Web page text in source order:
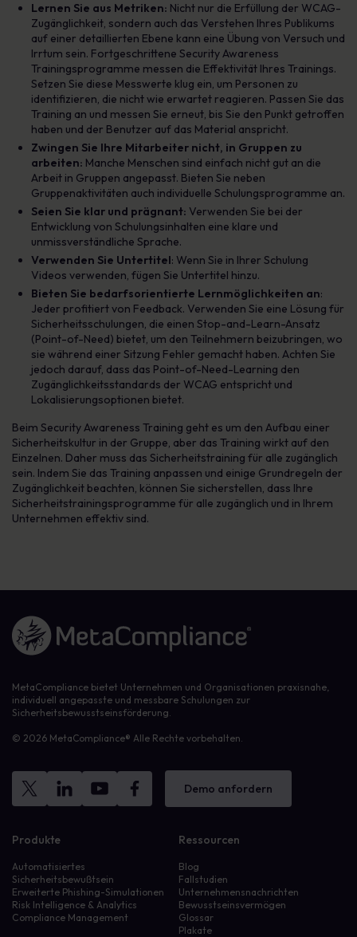
Lernen Sie aus Metriken: Nicht nur die Erfüllung der WCAG-
Zugänglichkeit, sondern auch das Verstehen Ihres Publikums
auf einer detaillierten Ebene kann eine Übung von Versuch und
Irrtum sein. Fortgeschrittene Security Awareness
Trainingsprogramme messen die Effektivität Ihres Trainings.
Setzen Sie diese Messwerte klug ein, um Personen zu
identifizieren, die nicht wie erwartet reagieren. Passen Sie das
Training an und messen Sie erneut, bis Sie den Punkt getroffen
haben und der Benutzer auf das Material anspricht.
Zwingen Sie Ihre Mitarbeiter nicht, in Gruppen zu
arbeiten: Manche Menschen sind einfach nicht gut an die
Arbeit in Gruppen angepasst. Bieten Sie neben
Gruppenaktivitäten auch individuelle Schulungsprogramme an.
Seien Sie klar und prägnant: Verwenden Sie bei der
Entwicklung von Schulungsinhalten eine klare und
unmissverständliche Sprache.
Verwenden Sie Untertitel: Wenn Sie in Ihrer Schulung
Videos verwenden, fügen Sie Untertitel hinzu.
Bieten Sie bedarfsorientierte Lernmöglichkeiten an:
Jeder profitiert von Feedback. Verwenden Sie eine Lösung für
Sicherheitsschulungen, die einen Stop-and-Learn-Ansatz
(Point-of-Need) bietet, um den Teilnehmern beizubringen, wo
sie während einer Sitzung Fehler gemacht haben. Achten Sie
jedoch darauf, dass das Point-of-Need-Learning den
Zugänglichkeitsstandards der WCAG entspricht und
Lokalisierungsoptionen bietet.
Beim Security Awareness Training geht es um den Aufbau einer
Sicherheitskultur in der Gruppe, aber das Training wirkt auf den
Einzelnen. Daher muss das Sicherheitstraining für alle zugänglich
sein. Indem Sie das Training anpassen und einige Grundregeln der
Zugänglichkeit beachten, können Sie sicherstellen, dass Ihre
Sicherheitstrainingsprogramme für alle zugänglich und in Ihrem
Unternehmen effektiv sind.
Link zur Homepage
MetaCompliance bietet Unternehmen und Organisationen praxisnahe,
individuell angepasste und messbare Schulungen zur
Sicherheitsbewusstseinsförderung.
© 2026 MetaCompliance® Alle Rechte vorbehalten.
Demo anfordern
Produkte
Automatisiertes
Sicherheitsbewußtsein
Erweiterte Phishing-Simulationen
Risk Intelligence & Analytics
Compliance Management
Ressourcen
Blog
Fallstudien
Unternehmensnachrichten
Bewusstseinsvermögen
Glossar
Plakate